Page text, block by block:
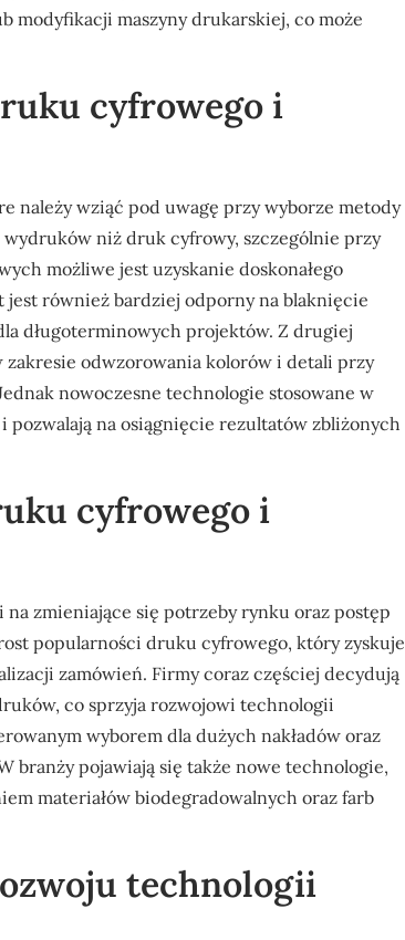
modyfikacji maszyny drukarskiej, co może
cyfrowego i
należy wziąć pod uwagę przy wyborze metody
niż druk cyfrowy, szczególnie przy
możliwe jest uzyskanie doskonałego
również bardziej odporny na blaknięcie
długoterminowych projektów. Z drugiej
odwzorowania kolorów i detali przy
nowoczesne technologie stosowane w
na osiągnięcie rezultatów zbliżonych
cyfrowego i
zmieniające się potrzeby rynku oraz postęp
popularności druku cyfrowego, który zyskuje
zamówień. Firmy coraz częściej decydują
co sprzyja rozwojowi technologii
wyborem dla dużych nakładów oraz
branży pojawiają się także nowe technologie,
materiałów biodegradowalnych oraz farb
technologii